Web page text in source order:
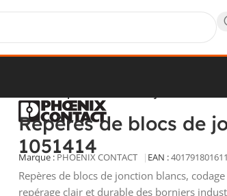
Repères de blocs de
1051414
Marque :PHOENIX CONTACT EAN :
Repères de blocs de jonction blancs,
repérage clair et durable des borniers